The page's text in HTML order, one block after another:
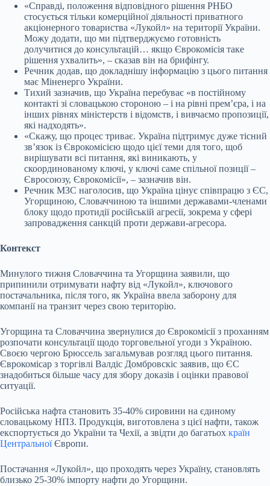
«Справді, положення відповідного рішення РНБО
стосується тільки комерційної діяльності приватного
акціонерного товариства «Лукойл» на території України.
Можу додати, що ми підтверджуємо готовність
долучитися до консультацій… якщо Єврокомісія таке
рішення ухвалить», – сказав він на брифінгу.
Речник додав, що докладнішу інформацію з цього питання
має Міненерго України.
Тихий зазначив, що Україна перебуває «в постійному
контакті зі словацькою стороною – і на рівні премʼєра, і на
інших рівнях міністерств і відомств, і вивчаємо пропозиції,
які надходять».
«Скажу, що процес триває. Україна підтримує дуже тісний
звʼязок із Єврокомісією щодо цієї теми для того, щоб
вирішувати всі питання, які виникають, у
скоординованому ключі, у ключі саме спільної позиції –
Євросоюзу, Єврокомісії», – зазначив він.
Речник МЗС наголосив, що Україна цінує співпрацю з ЄС,
Угорщиною, Словаччиною та іншими державами-членами
блоку щодо протидії російській агресії, зокрема у сфері
запровадження санкцій проти держави-агресора.
Контекст
Минулого тижня Словаччина та Угорщина заявили, що
припинили отримувати нафту від «Лукойл», ключового
постачальника, після того, як Україна ввела заборону для
компанії на транзит через свою територію.
Угорщина та Словаччина звернулися до Єврокомісії з проханням
розпочати консультації щодо торговельної угоди з Україною.
Своєю чергою Брюссель загальмував розгляд цього питання.
Єврокомісар з торгівлі Валдіс Домбровскіс заявив, що ЄС
знадобиться більше часу для збору доказів і оцінки правової
ситуації.
Російська нафта становить 35-40% сировини на єдиному
словацькому НПЗ. Продукція, виготовлена ​​з цієї нафти, також
експортується до України та Чехії, а звідти до багатьох країн
ЦентральноїЄвропи.
Постачання «Лукойл», що проходять через Україну, становлять
близько 25-30% імпорту нафти до Угорщини.